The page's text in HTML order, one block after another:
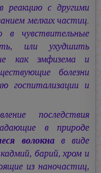
реакцию с другими
мелких частиц.
чувствительные
или ухудшить
как эмфизема и
болезни
госпитализации и
последствия
в природе
волокнав виде
барий, хром и
из наночастиц,